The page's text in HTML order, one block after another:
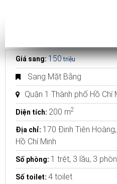
Giá sang:150triệu
Sang Mặt Bằng
Quận 1 Thành phố Hồ Chí
Diện tích: 200 m2
Địa chỉ: 170 Đinh Tiên
Hồ Chí Minh
Số phòng: 1 trệt, 3 lầu, 3
Số toilet: 4 toilet